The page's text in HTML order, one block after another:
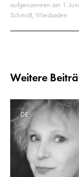
aufgenommen am 1.
Schmidt, Wiesbaden
Weitere
DE